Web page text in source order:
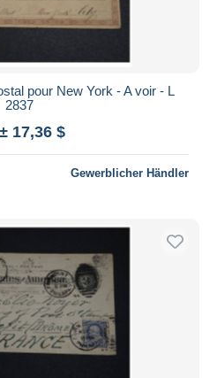
pour New York - A voir - L
2837
± 17,36 $
Gewerblicher Händler